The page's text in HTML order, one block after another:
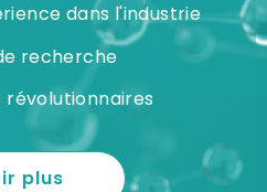
dans l'industrie
recherche
plus